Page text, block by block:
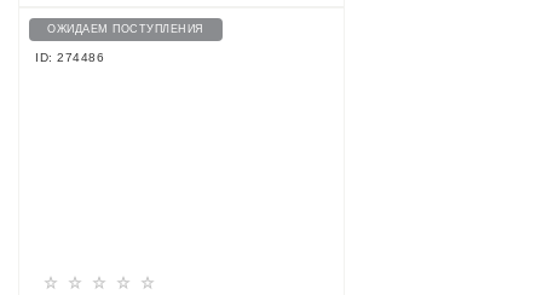
ОЖИДАЕМ ПОСТУПЛЕНИЯ
ID: 274486